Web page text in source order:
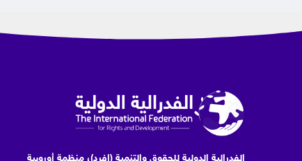
الفدرالية الدولية للحقوق والتنمية (إفرد)، منظمة أوروبية